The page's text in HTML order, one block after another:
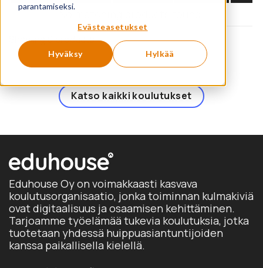
parantamiseksi.
Evästeasetukset
Hyväksy Hylkää
No matching products found.
Showing 0 products
Katso kaikki koulutukset
Eduhouse Oy on voimakkaasti kasvava
koulutusorganisaatio, jonka toiminnan kulmakiviä
ovat digitaalisuus ja osaamisen kehittäminen.
Tarjoamme työelämää tukevia koulutuksia, jotka
tuotetaan yhdessä huippuasiantuntijoiden
kanssa paikallisella kielellä.